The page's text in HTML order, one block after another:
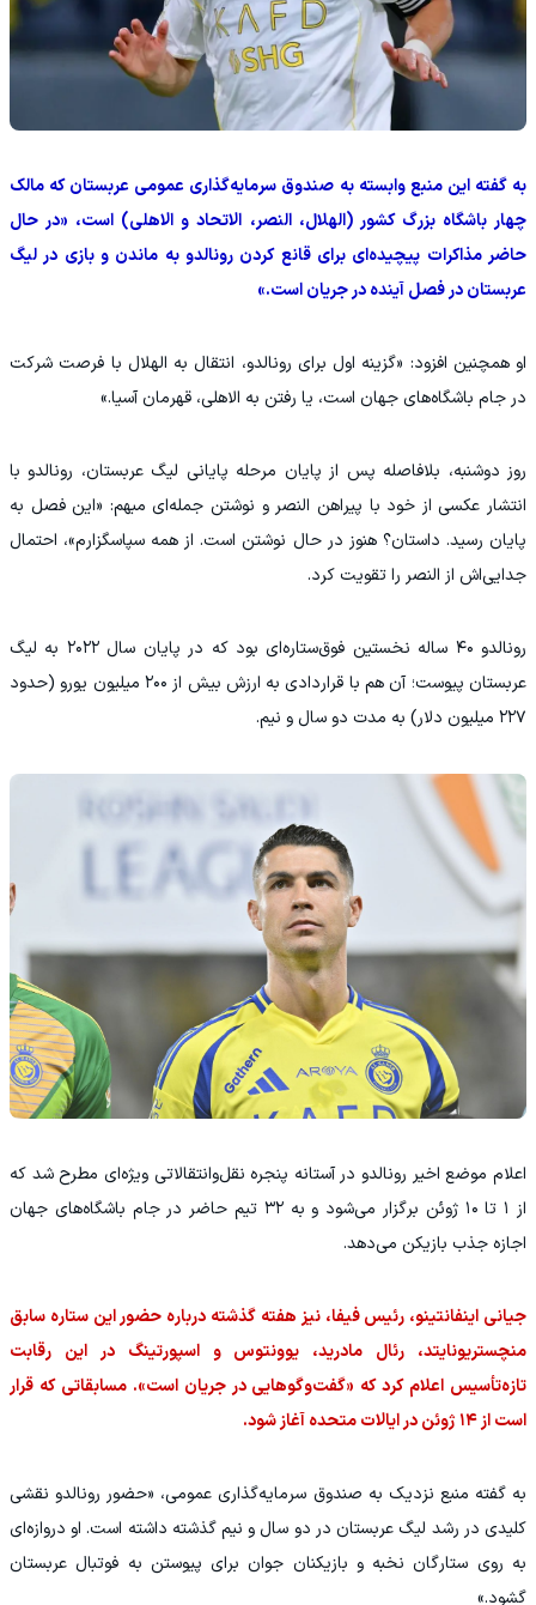
به گفته این منبع وابسته به صندوق سرمایه‌گذاری عمومی عربستان که مالک
چهار باشگاه بزرگ کشور (الهلال، النصر، الاتحاد و الاهلی) است، «در حال
حاضر مذاکرات پیچیده‌ای برای قانع کردن رونالدو به ماندن و بازی در لیگ
عربستان در فصل آینده در جریان است.»
او همچنین افزود: «گزینه اول برای رونالدو، انتقال به الهلال با فرصت شرکت
در جام باشگاه‌های جهان است، یا رفتن به الاهلی، قهرمان آسیا.»
روز دوشنبه، بلافاصله پس از پایان مرحله پایانی لیگ عربستان، رونالدو با
انتشار عکسی از خود با پیراهن النصر و نوشتن جمله‌ای مبهم: «این فصل به
پایان رسید. داستان؟ هنوز در حال نوشتن است. از همه سپاسگزارم»، احتمال
جدایی‌اش از النصر را تقویت کرد.
رونالدو ۴۰ ساله نخستین فوق‌ستاره‌ای بود که در پایان سال ۲۰۲۲ به لیگ
عربستان پیوست؛ آن هم با قراردادی به ارزش بیش از ۲۰۰ میلیون یورو (حدود
۲۲۷ میلیون دلار) به مدت دو سال و نیم.
اعلام موضع اخیر رونالدو در آستانه پنجره نقل‌وانتقالاتی ویژه‌ای مطرح شد که
از ۱ تا ۱۰ ژوئن برگزار می‌شود و به ۳۲ تیم حاضر در جام باشگاه‌های جهان
اجازه جذب بازیکن می‌دهد.
جیانی اینفانتینو، رئیس فیفا، نیز هفته گذشته درباره حضور این ستاره سابق
منچستریونایتد، رئال مادرید، یوونتوس و اسپورتینگ در این رقابت
تازه‌تأسیس اعلام کرد که «گفت‌وگوهایی در جریان است». مسابقاتی که قرار
است از ۱۴ ژوئن در ایالات متحده آغاز شود.
به گفته منبع نزدیک به صندوق سرمایه‌گذاری عمومی، «حضور رونالدو نقشی
کلیدی در رشد لیگ عربستان در دو سال و نیم گذشته داشته است. او دروازه‌ای
به روی ستارگان نخبه و بازیکنان جوان برای پیوستن به فوتبال عربستان
گشود.»